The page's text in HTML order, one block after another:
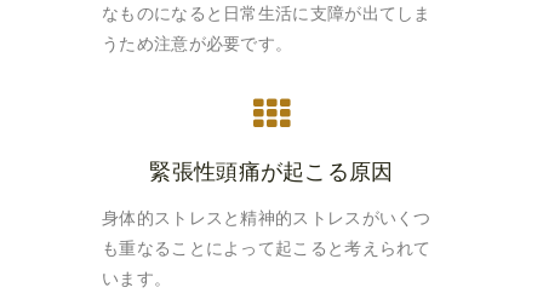
なものになると日常生活に支障が出てしま
うため注意が必要です。
緊張性頭痛が起こる原因
身体的ストレスと精神的ストレスがいくつ
も重なることによって起こると考えられて
います。